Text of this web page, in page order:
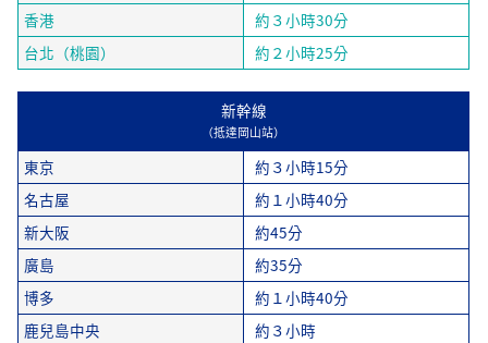
香港
約３小時30分
台北（桃園）
約２小時25分
新幹線
（抵達岡山站）
東京
約３小時15分
名古屋
約１小時40分
新大阪
約45分
廣島
約35分
博多
約１小時40分
鹿兒島中央
約３小時